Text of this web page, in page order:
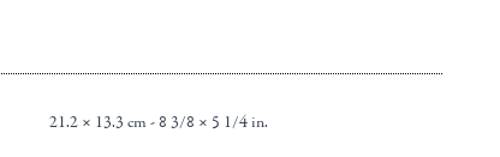
21.2 × 13.3 cm - 8 3/8 × 5 1/4 in.